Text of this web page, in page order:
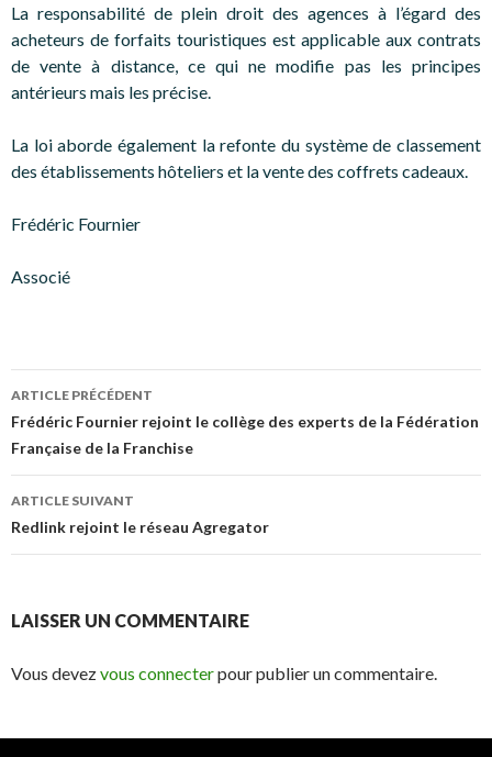
La responsabilité de plein droit des agences à l’égard des
acheteurs de forfaits touristiques est applicable aux contrats
de vente à distance, ce qui ne modifie pas les principes
antérieurs mais les précise.
La loi aborde également la refonte du système de classement
des établissements hôteliers et la vente des coffrets cadeaux.
Frédéric Fournier
Associé
Navigation
des
articles
ARTICLE PRÉCÉDENT
Frédéric Fournier rejoint le collège des experts de la Fédération
Française de la Franchise
ARTICLE SUIVANT
Redlink rejoint le réseau Agregator
LAISSER UN COMMENTAIRE
Vous devezvous connecterpour publier un commentaire.